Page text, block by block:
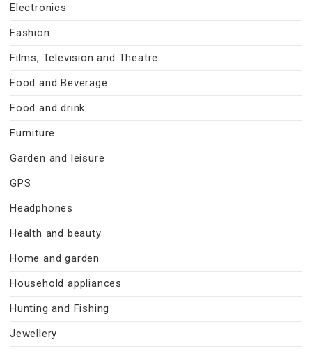
Electronics
Fashion
Films, Television and Theatre
Food and Beverage
Food and drink
Furniture
Garden and leisure
GPS
Headphones
Health and beauty
Home and garden
Household appliances
Hunting and Fishing
Jewellery